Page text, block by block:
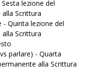
lezione del
Scrittura
Quinta lezione del
Scrittura
parlare) - Quarta
alla Scrittura